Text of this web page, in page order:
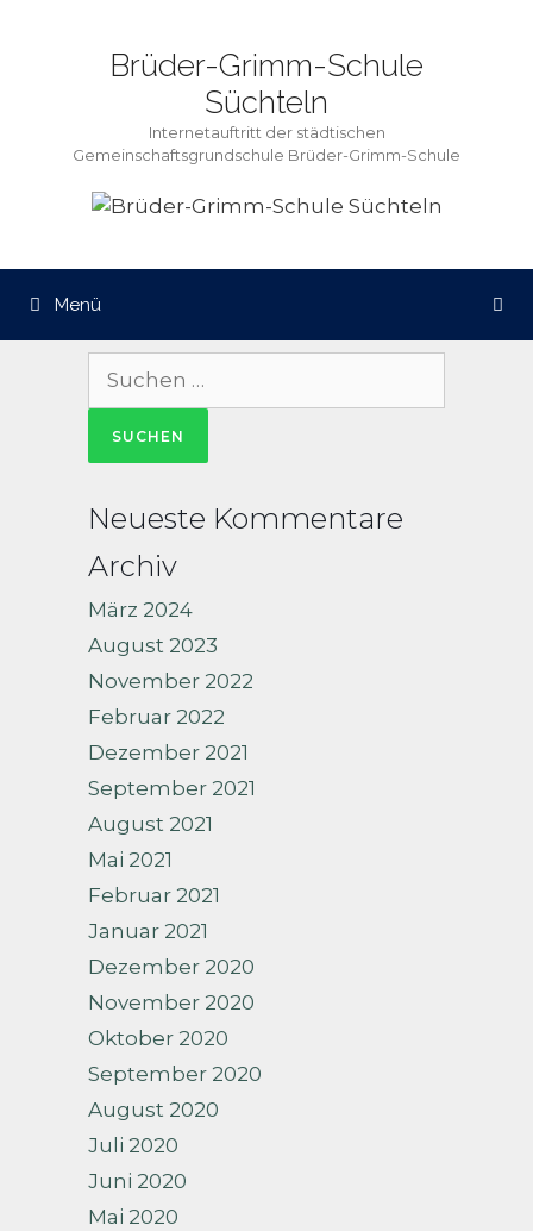
Brüder-Grimm-Schule
Süchteln
Internetauftritt der städtischen
Gemeinschaftsgrundschule Brüder-Grimm-Schule
Menü
Suche
Neueste Kommentare
Archiv
März 2024
August 2023
November 2022
Februar 2022
Dezember 2021
September 2021
August 2021
Mai 2021
Februar 2021
Januar 2021
Dezember 2020
November 2020
Oktober 2020
September 2020
August 2020
Juli 2020
Juni 2020
Mai 2020